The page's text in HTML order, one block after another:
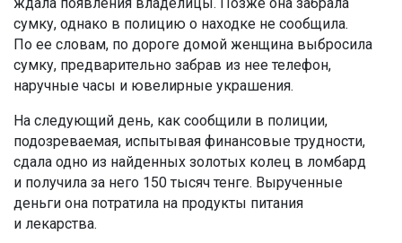
сумку, однако в полицию о находке не сообщила.
По ее словам, по дороге домой женщина выбросила
сумку, предварительно забрав из нее телефон,
наручные часы и ювелирные украшения.
На следующий день, как сообщили в полиции,
подозреваемая, испытывая финансовые трудности,
сдала одно из найденных золотых колец в ломбард
и получила за него 150 тысяч тенге. Вырученные
деньги она потратила на продукты питания
и лекарства.